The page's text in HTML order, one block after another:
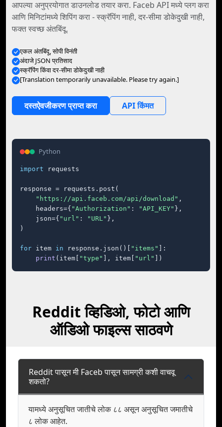
आपल्या अनुप्रयोगात डाउनलोड तयार करा. Faceb API मध्ये प्लग करा
आणि मिनिटांमध्ये शिपिंग करा - स्क्रॅपिंग नाही, दर-सीमा डोकेदुखी नाही,
फक्त स्वच्छ अंतबिंदू.
एकल अंतबिंदू, सोपी विनंती
अंदाजे JSON प्रतिसाद
स्क्रॅपिंग किंवा दर-सीमा डोकेदुखी नाही
[Translation temporarily unavailable. Please try again.]
दस्तऐवजीकरण प्राप्त करा API किंमत
Python
import requests
response = requests.post(
"https://api.faceb.com/api/download" ,
    headers={
"Authorization" : "API_KEY" },
    json={
"url" : "URL" },
)
for item in response.json()[ "items"
]:
print (item[ "type" ], item[ "url" ])
Reddit व्हिडिओ, फोटो आणि
ऑडिओ फाइल्स साठवणे
Reddit पासून मी Faceb पासून सामग्री कशी वाचवू
शकतो?
यामध्ये अनुसूचित जातीचे लोक ८८ असून अनुसूचित जमातीचे
८ लोक आहेत.